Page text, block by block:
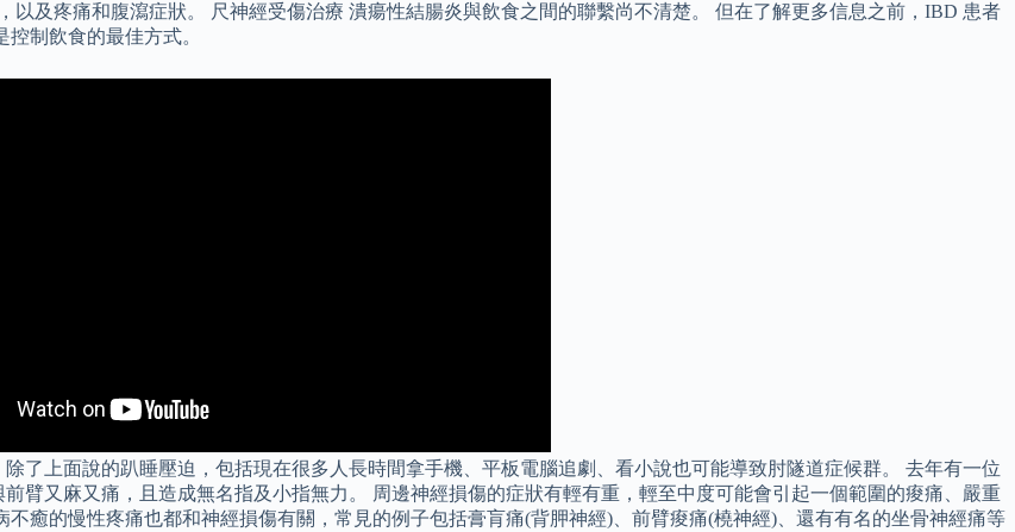
及疼痛和腹瀉症狀。 尺神經受傷治療 潰瘍性結腸炎與飲食之間的聯繫尚不清楚。 但在了解更多信息之前，IBD 患者
制飲食的最佳方式。
了上面說的趴睡壓迫，包括現在很多人長時間拿手機、平板電腦追劇、看小說也可能導致肘隧道症候群。 去年有一位
臂又麻又痛，且造成無名指及小指無力。 周邊神經損傷的症狀有輕有重，輕至中度可能會引起一個範圍的痠痛、嚴重
癒的慢性疼痛也都和神經損傷有關，常見的例子包括膏肓痛(背胛神經)、前臂痠痛(橈神經)、還有有名的坐骨神經痛等